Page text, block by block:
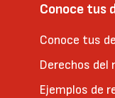
Conoce tus
Conoce tus
Derechos del
Ejemplos de